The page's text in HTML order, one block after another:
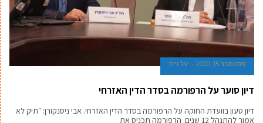
ספטמבר 15, 2020 יעל וייס
דיון סוער על הרפורמה בסדר הדין האזרחי
דיון טעון בוועדת החוקה על הרפורמה בסדר הדין האזרחי. אבי ניסנקורן: "תיק לא
אמור להתנהל 12 שנים. הרפורמה תכניס את